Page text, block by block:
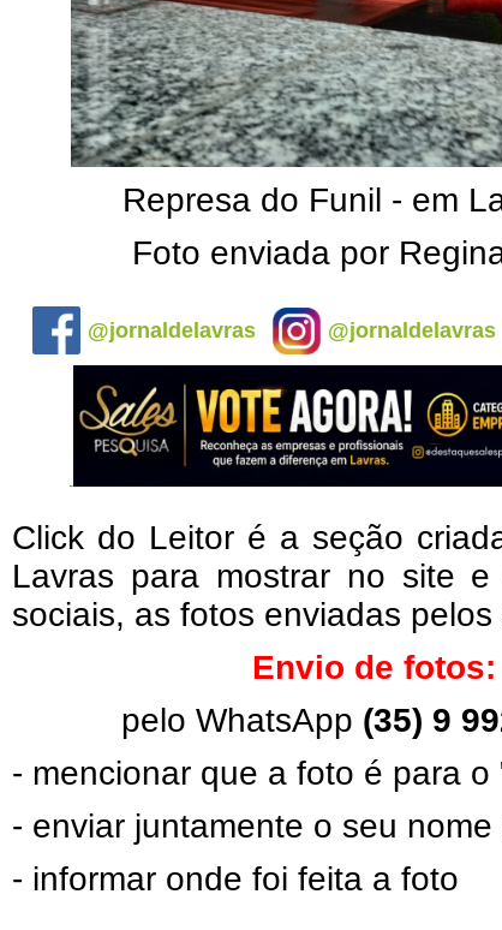
Represa do Funil - em
Foto enviada por
@jornaldelavras @jornaldelavras
Click do Leitor é a seção
Lavras para mostrar no site
sociais, as fotos enviadas
Envio de fotos:
pelo WhatsApp (35) 9
- mencionar que a foto é para o
- enviar juntamente o seu
- informar onde foi feita a foto